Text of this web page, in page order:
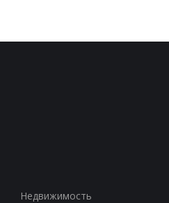
Недвижимость